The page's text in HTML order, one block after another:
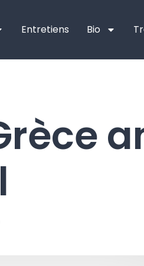
Entretiens Bio